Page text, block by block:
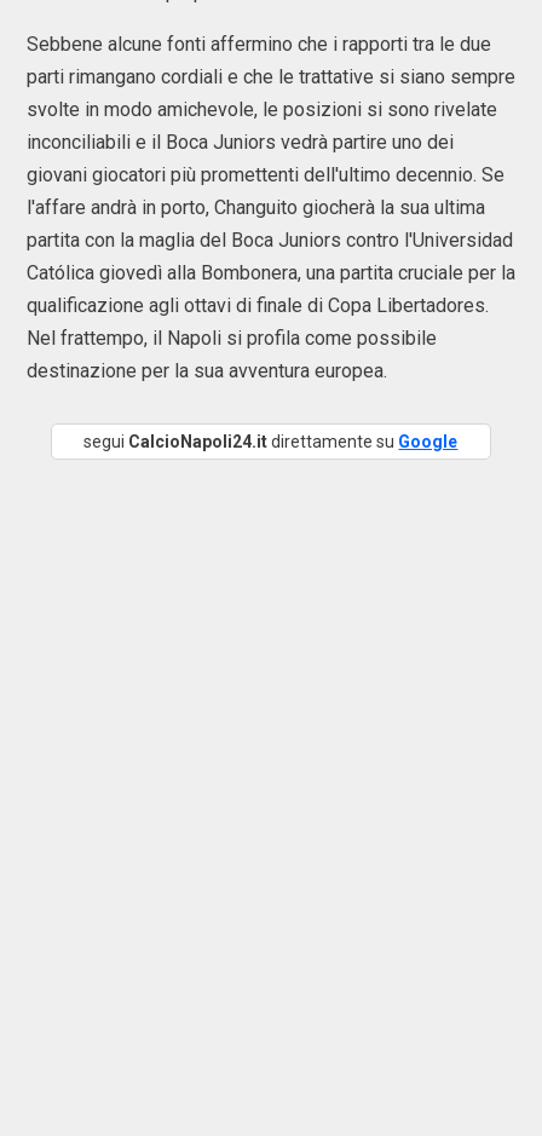
Sebbene alcune fonti affermino che i rapporti tra le due
parti rimangano cordiali e che le trattative si siano sempre
svolte in modo amichevole, le posizioni si sono rivelate
inconciliabili e il Boca Juniors vedrà partire uno dei
giovani giocatori più promettenti dell'ultimo decennio. Se
l'affare andrà in porto, Changuito giocherà la sua ultima
partita con la maglia del Boca Juniors contro l'Universidad
Católica giovedì alla Bombonera, una partita cruciale per la
qualificazione agli ottavi di finale di Copa Libertadores.
Nel frattempo, il Napoli si profila come possibile
destinazione per la sua avventura europea.
segui CalcioNapoli24.itdirettamente su Google